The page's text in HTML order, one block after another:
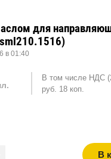
для
в 01:40
В том числе НДС
руб. 18 коп.
В